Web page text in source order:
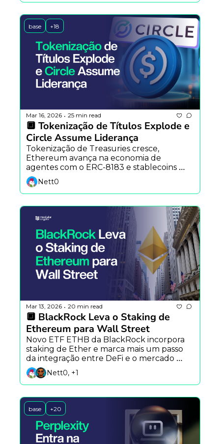
base +18
Mar 16, 2026 • 25 min read
🔲 Tokenização de Títulos Explode e
Circle Assume Liderança
Tokenização de Treasuries cresce,
Ethereum avança na economia de
agentes com o ERC-8183 e stablecoins
ganham força como trilhos de pagamento
para IA.
Nett0
Mar 13, 2026 • 20 min read
🔲 BlackRock Leva o Staking de
Ethereum para Wall Street
Novo ETF ETHB da BlackRock incorpora
staking de Ether e marca mais um passo
da integração entre DeFi e o mercado
financeiro tradicional.
Nett0, +1
base +20